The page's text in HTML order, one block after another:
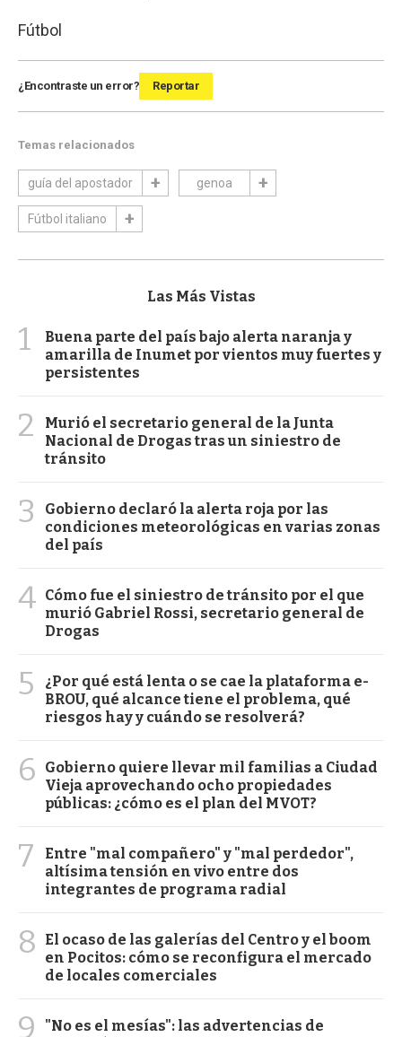
Fútbol
¿Encontraste un error? Reportar
Temas relacionados
guía del apostador genoa
Fútbol italiano
Las Más Vistas
1
Buena parte del país bajo alerta naranja y
amarilla de Inumet por vientos muy fuertes y
persistentes
2
Murió el secretario general de la Junta
Nacional de Drogas tras un siniestro de
tránsito
3
Gobierno declaró la alerta roja por las
condiciones meteorológicas en varias zonas
del país
4 Cómo fue el siniestro de tránsito por el que
murió Gabriel Rossi, secretario general de
Drogas
5
¿Por qué está lenta o se cae la plataforma e-
BROU, qué alcance tiene el problema, qué
riesgos hay y cuándo se resolverá?
6
Gobierno quiere llevar mil familias a Ciudad
Vieja aprovechando ocho propiedades
públicas: ¿cómo es el plan del MVOT?
7
Entre "mal compañero" y "mal perdedor",
altísima tensión en vivo entre dos
integrantes de programa radial
8
El ocaso de las galerías del Centro y el boom
en Pocitos: cómo se reconfigura el mercado
de locales comerciales
9
"No es el mesías": las advertencias de